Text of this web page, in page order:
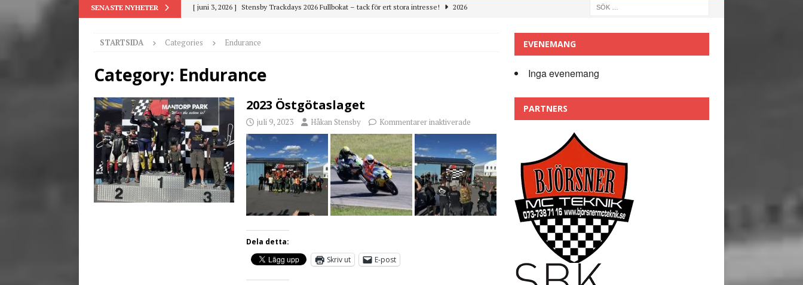
SENASTE NYHETER [ mars 19, 2026 ] Trygghet på våra bandagar 2026
[ juni 26, 2026 ] Back to the pits
[ juni 23, 2026 ]
STARTSIDA Categories Endurance
Category: Endurance
2023 Östgötaslaget
juli 9, 2023 Håkan Stensby Kommentarer inaktiverade
Dela detta:
Skriv ut
E-post
EVENEMANG
Inga evenemang
PARTNERS